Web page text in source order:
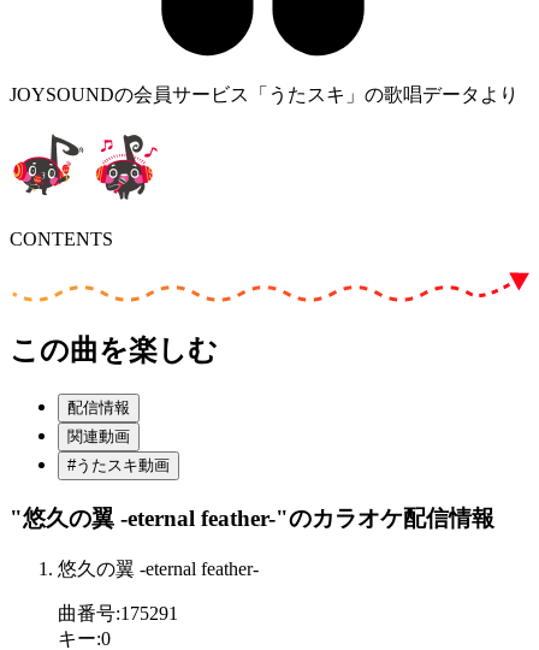
JOYSOUNDの会員サービス「うたスキ」の歌唱データより
CONTENTS
この曲を楽しむ
配信情報
関連動画
#うたスキ動画
"悠久の翼 -eternal feather-"のカラオケ配信情報
悠久の翼 -eternal feather-
曲番号:175291
キー:0